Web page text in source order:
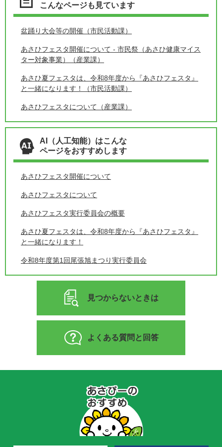
こんなページも見ています
盆踊り大会等の開催（市民活動課）
あさひフェスタ開催について - 市民祭（あさひ健康マイス
ター対象事業）（産業課）
あさひ夏フェスタは、令和8年度から『あさひフェスタ』
と一緒になります！（市民活動課）
あさひフェスタについて（産業課）
AI（人工知能）はこんな
ページをおすすめします
あさひフェスタ開催について
あさひフェスタについて
あさひフェスタ実行委員会の概要
あさひ夏フェスタは、令和8年度から『あさひフェスタ』
と一緒になります！
令和8年度第1回尾張旭まつり実行委員会
見つからないときは
よくある質問と回答
の
お
す